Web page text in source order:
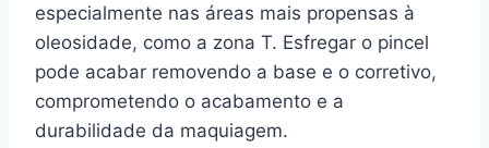
especialmente nas áreas mais propensas à
oleosidade, como a zona T. Esfregar o pincel
pode acabar removendo a base e o corretivo,
comprometendo o acabamento e a
durabilidade da maquiagem.